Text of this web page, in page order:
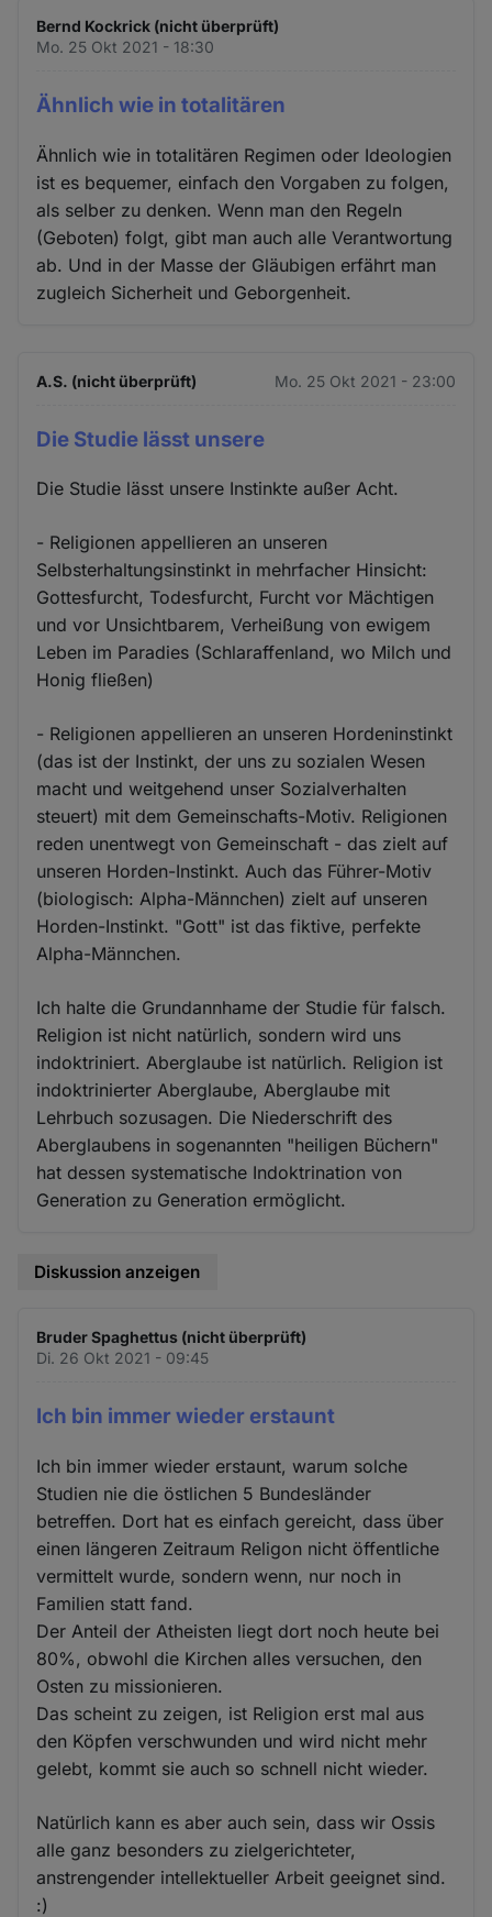
Bernd Kockrick (nicht überprüft)
Mo. 25 Okt 2021 - 18:30
Ähnlich wie in totalitären
Ähnlich wie in totalitären Regimen oder Ideologien
ist es bequemer, einfach den Vorgaben zu folgen,
als selber zu denken. Wenn man den Regeln
(Geboten) folgt, gibt man auch alle Verantwortung
ab. Und in der Masse der Gläubigen erfährt man
zugleich Sicherheit und Geborgenheit.
A.S. (nicht überprüft) Mo. 25 Okt 2021 - 23:00
Die Studie lässt unsere
Die Studie lässt unsere Instinkte außer Acht.
- Religionen appellieren an unseren
Selbsterhaltungsinstinkt in mehrfacher Hinsicht:
Gottesfurcht, Todesfurcht, Furcht vor Mächtigen
und vor Unsichtbarem, Verheißung von ewigem
Leben im Paradies (Schlaraffenland, wo Milch und
Honig fließen)
- Religionen appellieren an unseren Hordeninstinkt
(das ist der Instinkt, der uns zu sozialen Wesen
macht und weitgehend unser Sozialverhalten
steuert) mit dem Gemeinschafts-Motiv. Religionen
reden unentwegt von Gemeinschaft - das zielt auf
unseren Horden-Instinkt. Auch das Führer-Motiv
(biologisch: Alpha-Männchen) zielt auf unseren
Horden-Instinkt. "Gott" ist das fiktive, perfekte
Alpha-Männchen.
Ich halte die Grundannhame der Studie für falsch.
Religion ist nicht natürlich, sondern wird uns
indoktriniert. Aberglaube ist natürlich. Religion ist
indoktrinierter Aberglaube, Aberglaube mit
Lehrbuch sozusagen. Die Niederschrift des
Aberglaubens in sogenannten "heiligen Büchern"
hat dessen systematische Indoktrination von
Generation zu Generation ermöglicht.
Diskussion anzeigen
Bruder Spaghettus (nicht überprüft)
Di. 26 Okt 2021 - 09:45
Ich bin immer wieder erstaunt
Ich bin immer wieder erstaunt, warum solche
Studien nie die östlichen 5 Bundesländer
betreffen. Dort hat es einfach gereicht, dass über
einen längeren Zeitraum Religon nicht öffentliche
vermittelt wurde, sondern wenn, nur noch in
Familien statt fand.
Der Anteil der Atheisten liegt dort noch heute bei
80%, obwohl die Kirchen alles versuchen, den
Osten zu missionieren.
Das scheint zu zeigen, ist Religion erst mal aus
den Köpfen verschwunden und wird nicht mehr
gelebt, kommt sie auch so schnell nicht wieder.
Natürlich kann es aber auch sein, dass wir Ossis
alle ganz besonders zu zielgerichteter,
anstrengender intellektueller Arbeit geeignet sind.
:)